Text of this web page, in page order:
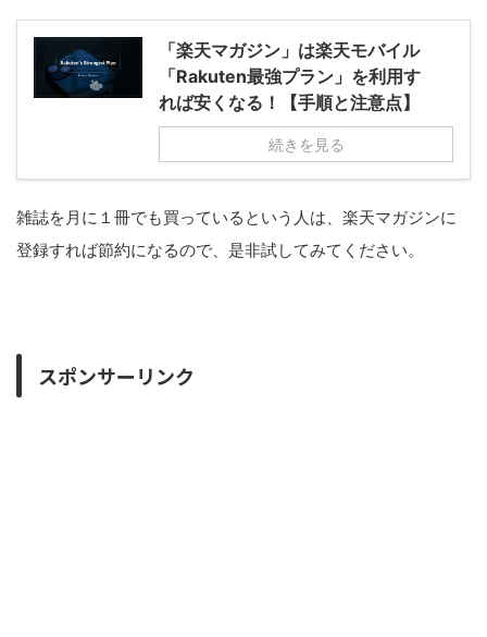
「楽天マガジン」は楽天モバイル
「Rakuten最強プラン」を利用す
れば安くなる！【手順と注意点】
続きを見る
雑誌を月に１冊でも買っているという人は、楽天マガジンに
登録すれば節約になるので、是非試してみてください。
スポンサーリンク